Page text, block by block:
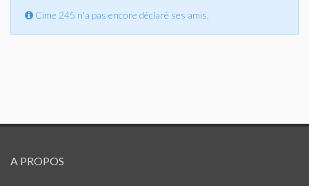
Cime 245 n'a pas encore déclaré ses amis.
A PROPOS